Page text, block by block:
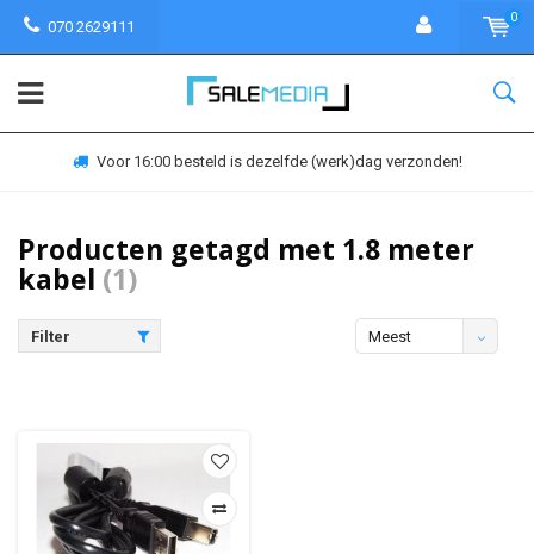
070 2629111
0
Voor 16:00 besteld is dezelfde (werk)dag verzonden!
Producten getagd met 1.8 meter
kabel (1)
Filter
Meest